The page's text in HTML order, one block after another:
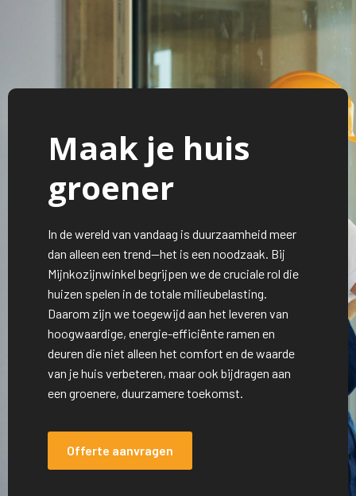
Maak je huis
groener
In de wereld van vandaag is duurzaamheid meer
dan alleen een trend—het is een noodzaak. Bij
Mijnkozijnwinkel begrijpen we de cruciale rol die
huizen spelen in de totale milieubelasting.
Daarom zijn we toegewijd aan het leveren van
hoogwaardige, energie-efficiënte ramen en
deuren die niet alleen het comfort en de waarde
van je huis verbeteren, maar ook bijdragen aan
een groenere, duurzamere toekomst.
Offerte aanvragen